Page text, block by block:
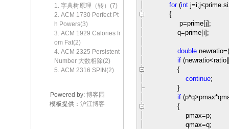
1. 字典树原理（转）(7)
2. ACM 1730 Perfect Pt
h Powers(3)
3. ACM 1929 Calories fr
om Fat(2)
4. ACM 2325 Persistent
Number 大数相除(2)
5. ACM 2316 SPIN(2)
Powered by: 博客园
模板提供： 沪江博客
for(int j=i;j<
{
p=prime[j];
q=prime[i];
double newratio=(
if (newratio<ratio
{
continue;
}
if (p*q>pmax*
{
pmax=p;
qmax=q;